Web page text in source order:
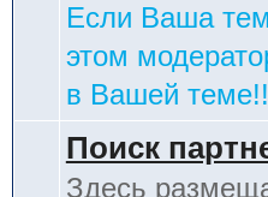
Если Ваша
этом
в Вашей
Поиск
Здесь